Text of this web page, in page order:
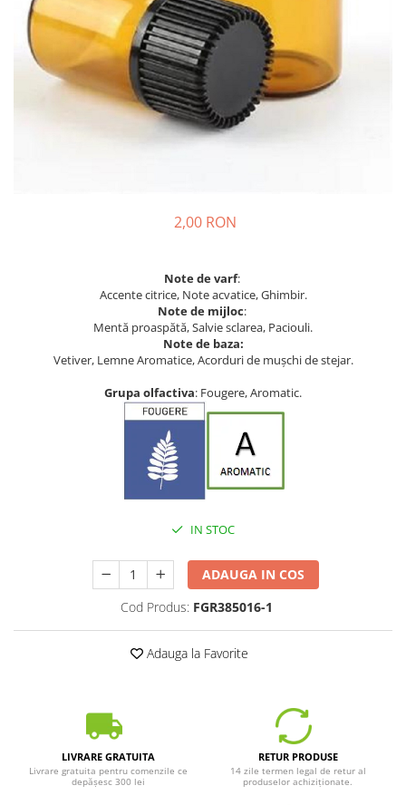
2,00 RON
Note de varf:
Accente citrice, Note acvatice, Ghimbir.
Note de mijloc:
Mentă proaspătă, Salvie sclarea, Paciouli.
Note de baza:
Vetiver, Lemne Aromatice, Acorduri de mușchi de stejar.
Grupa olfactiva: Fougere, Aromatic.
IN STOC
ADAUGA IN COS
Cod Produs: FGR385016-1
Adauga la Favorite
LIVRARE GRATUITA
Livrare gratuita pentru comenzile ce
depășesc 300 lei
RETUR PRODUSE
14 zile termen legal de retur al
produselor achiziționate.